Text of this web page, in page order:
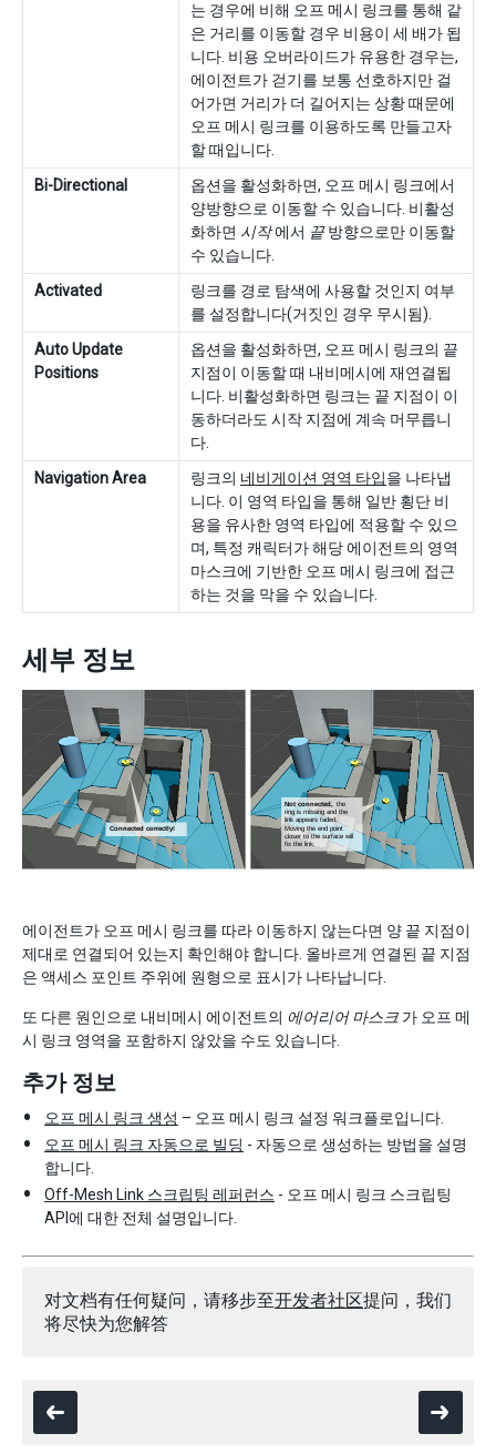
는 경우에 비해 오프 메시 링크를 통해 같
은 거리를 이동할 경우 비용이 세 배가 됩
니다. 비용 오버라이드가 유용한 경우는,
에이전트가 걷기를 보통 선호하지만 걸
어가면 거리가 더 길어지는 상황 때문에
오프 메시 링크를 이용하도록 만들고자
할 때입니다.
Bi-Directional
옵션을 활성화하면, 오프 메시 링크에서
양방향으로 이동할 수 있습니다. 비활성
화하면 시작에서 끝방향으로만 이동할
수 있습니다.
Activated
링크를 경로 탐색에 사용할 것인지 여부
를 설정합니다(거짓인 경우 무시됨).
Auto Update
Positions
옵션을 활성화하면, 오프 메시 링크의 끝
지점이 이동할 때 내비메시에 재연결됩
니다. 비활성화하면 링크는 끝 지점이 이
동하더라도 시작 지점에 계속 머무릅니
다.
Navigation Area
링크의 네비게이션 영역 타입을 나타냅
니다. 이 영역 타입을 통해 일반 횡단 비
용을 유사한 영역 타입에 적용할 수 있으
며, 특정 캐릭터가 해당 에이전트의 영역
마스크에 기반한 오프 메시 링크에 접근
하는 것을 막을 수 있습니다.
세부 정보
에이전트가 오프 메시 링크를 따라 이동하지 않는다면 양 끝 지점이
제대로 연결되어 있는지 확인해야 합니다. 올바르게 연결된 끝 지점
은 액세스 포인트 주위에 원형으로 표시가 나타납니다.
또 다른 원인으로 내비메시 에이전트의 에어리어 마스크 가 오프 메
시 링크 영역을 포함하지 않았을 수도 있습니다.
추가 정보
오프 메시 링크 생성 – 오프 메시 링크 설정 워크플로입니다.
오프 메시 링크 자동으로 빌딩 - 자동으로 생성하는 방법을 설명
합니다.
Off-Mesh Link 스크립팅 레퍼런스 - 오프 메시 링크 스크립팅
API에 대한 전체 설명입니다.
对文档有任何疑问，请移步至开发者社区提问，我们
将尽快为您解答